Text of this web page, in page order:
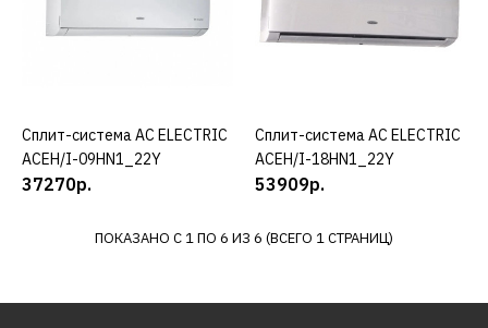
18HN1_22Y
КУПИТЬ
ДОБАВИТЬ К СРАВНЕНИЮ
КУПИТЬ
Сплит-система AC ELECTRIC
ACEH/I-09HN1_22Y
37270р.
КУПИТЬ
Сплит-система AC ELECTRIC
ACEH/I-18HN1_22Y
53909р.
ПОКАЗАНО С 1 ПО 6 ИЗ 6 (ВСЕГО 1 СТРАНИЦ)